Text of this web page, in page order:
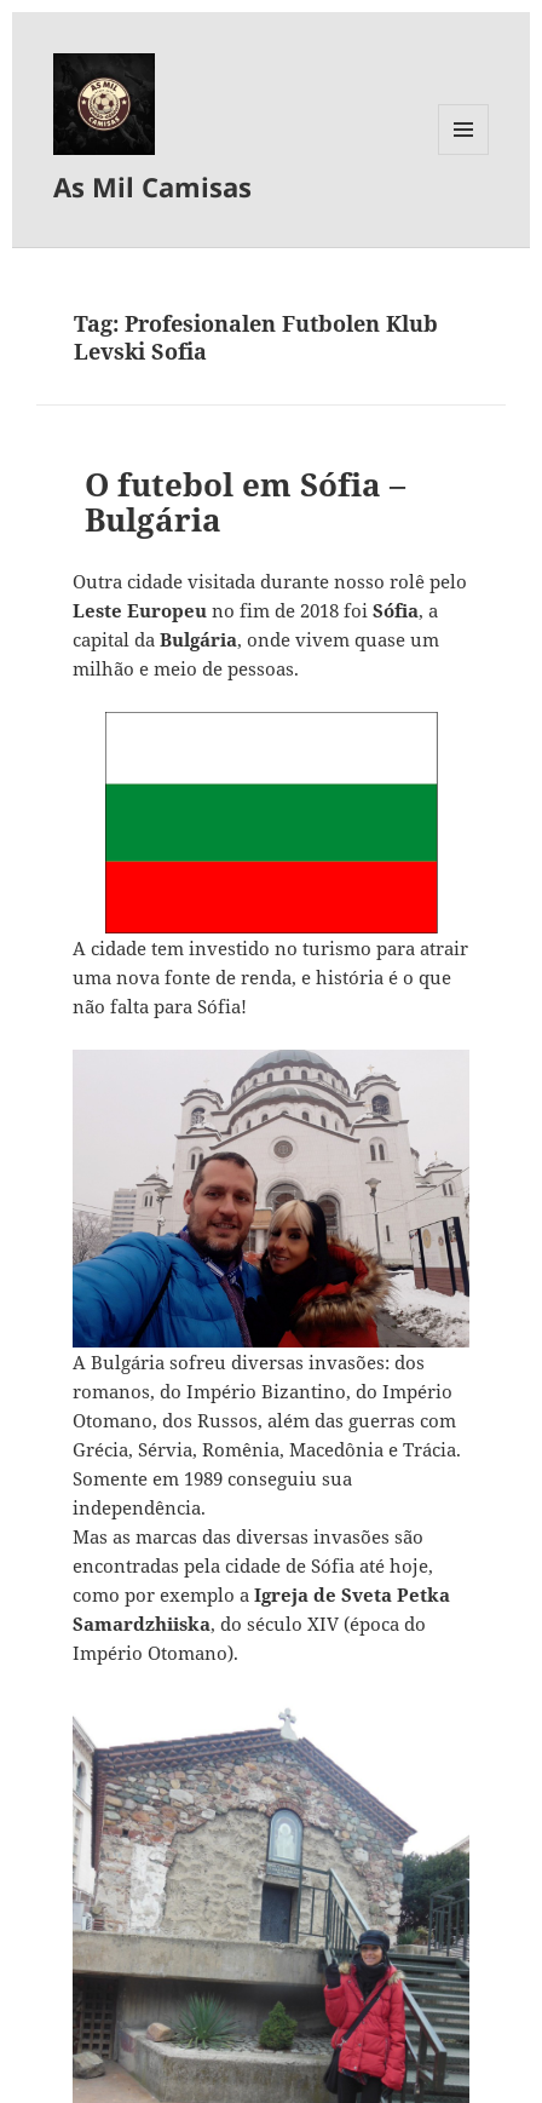
As Mil Camisas
Tag:Profesionalen Futbolen Klub
Levski Sofia
O futebol em Sófia –
Bulgária
Outra cidade visitada durante nosso rolê pelo
Leste Europeuno fim de 2018 foi Sófia, a
capital da Bulgária, onde vivem quase um
milhão e meio de pessoas.
A cidade tem investido no turismo para atrair
uma nova fonte de renda, e história é o que
não falta para Sófia!
A Bulgária sofreu diversas invasões: dos
romanos, do Império Bizantino, do Império
Otomano, dos Russos, além das guerras com
Grécia, Sérvia, Romênia, Macedônia e Trácia.
Somente em 1989 conseguiu sua
independência.
Mas as marcas das diversas invasões são
encontradas pela cidade de Sófia até hoje,
como por exemplo a Igreja de Sveta Petka
Samardzhiiska, do século XIV (época do
Império Otomano).